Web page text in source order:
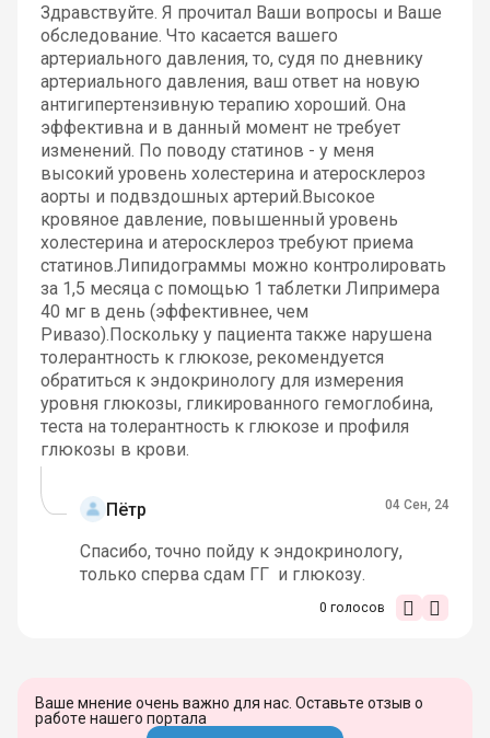
Здравствуйте. Я прочитал Ваши вопросы и Ваше
обследование. Что касается вашего
артериального давления, то, судя по дневнику
артериального давления, ваш ответ на новую
антигипертензивную терапию хороший. Она
эффективна и в данный момент не требует
изменений. По поводу статинов - у меня
высокий уровень холестерина и атеросклероз
аорты и подвздошных артерий.Высокое
кровяное давление, повышенный уровень
холестерина и атеросклероз требуют приема
статинов.Липидограммы можно контролировать
за 1,5 месяца с помощью 1 таблетки Липримера
40 мг в день (эффективнее, чем
Ривазо).Поскольку у пациента также нарушена
толерантность к глюкозе, рекомендуется
обратиться к эндокринологу для измерения
уровня глюкозы, гликированного гемоглобина,
теста на толерантность к глюкозе и профиля
глюкозы в крови.
Пётр 04 Сен, 24
Спасибо, точно пойду к эндокринологу,
только сперва сдам ГГ и глюкозу.
0 голосов
Ваше мнение очень важно для нас. Оставьте отзыв о
работе нашего портала